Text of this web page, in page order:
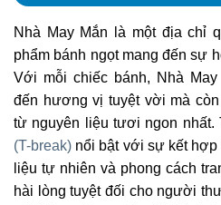
Nhà May Mắn là một địa chỉ
phẩm bánh ngọt mang đến sự
Với mỗi chiếc bánh, Nhà
đến hương vị tuyệt vời mà
từ nguyên liệu tươi ngon nhất.
(T-break) nổi bật với sự kết
liệu tự nhiên và phong cách
hài lòng tuyệt đối cho người